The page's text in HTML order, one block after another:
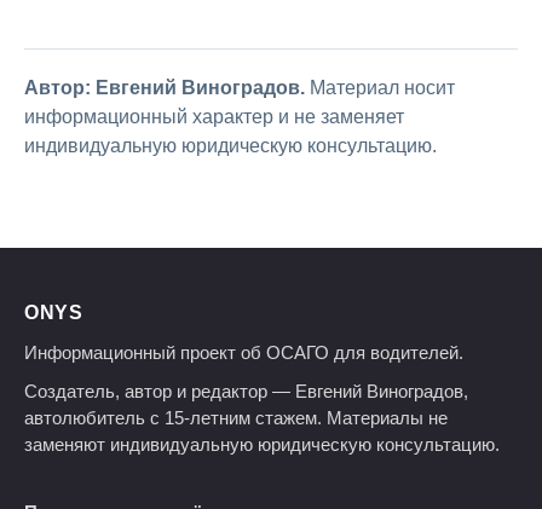
Автор: Евгений Виноградов. Материал носит
информационный характер и не заменяет
индивидуальную юридическую консультацию.
ONYS
Информационный проект об ОСАГО для водителей.
Создатель, автор и редактор — Евгений Виноградов,
автолюбитель с 15-летним стажем. Материалы не
заменяют индивидуальную юридическую консультацию.